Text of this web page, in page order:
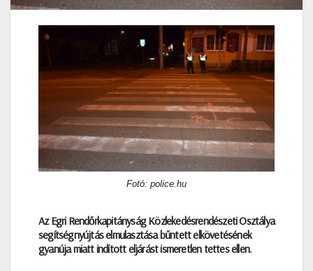
Fotó: police.hu
Az Egri Rendőrkapitányság Közlekedésrendészeti Osztálya
segítségnyújtás elmulasztása bűntett elkövetésének
gyanúja miatt indított eljárást ismeretlen tettes ellen.